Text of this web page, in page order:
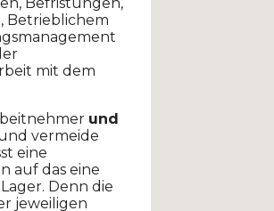
Betrieblichem
mit dem
und
vermeide
eine
auf das eine
Denn die
jeweiligen